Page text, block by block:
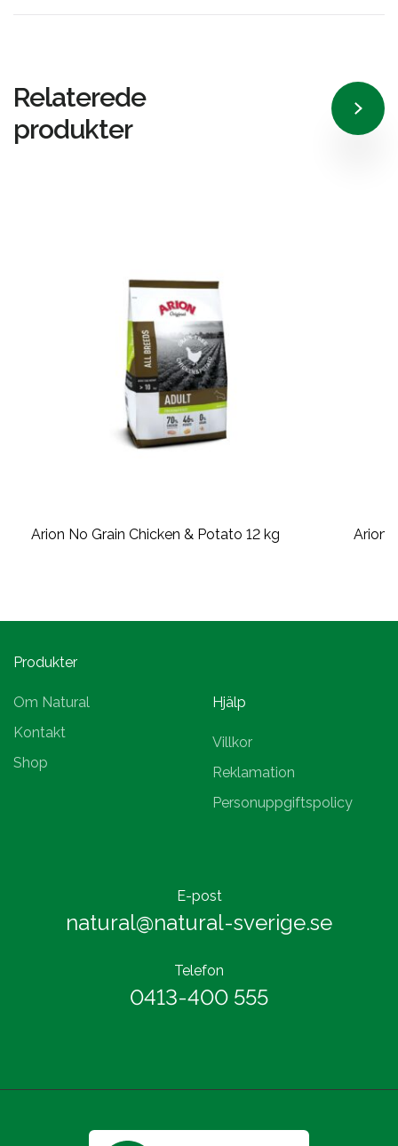
Relaterede
produkter
Arion No Grain Chicken & Potato 12 kg Arion
Produkter
Om Natural
Kontakt
Shop
Hjälp
Villkor
Reklamation
Personuppgiftspolicy
E-post
natural@natural-sverige.se
Telefon
0413-400 555